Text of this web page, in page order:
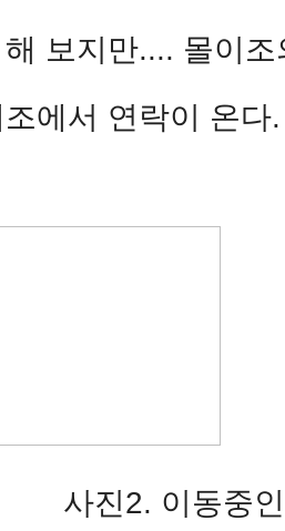
보지만.... 몰이
에서 연락이 온
동중인 염